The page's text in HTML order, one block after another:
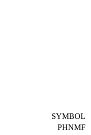
SYMBOL
PHNMF